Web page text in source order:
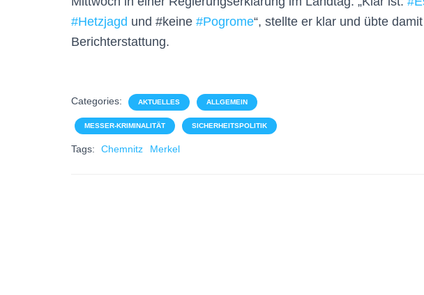
#Hetzjagd und #keine #Pogrome“, stellte er klar und übte
Berichterstattung.
Categories: AKTUELLES ALLGEMEIN
MESSER-KRIMINALITÄT SICHERHEITSPOLITIK
Tags: Chemnitz Merkel